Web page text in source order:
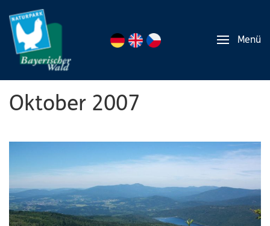
Menü
Oktober 2007